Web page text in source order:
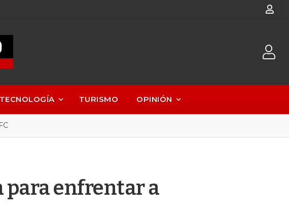
TECNOLOGÍA TURISMO OPINIÓN
para enfrentar a